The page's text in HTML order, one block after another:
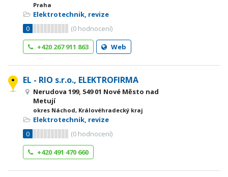
Praha
Elektrotechnik, revize
0
(0 hodnocení)
+420 267 911 863
Web
EL - RIO s.r.o., ELEKTROFIRMA
Nerudova 199, 549 01 Nové Město nad
Metují
okres Náchod, Královéhradecký kraj
Elektrotechnik, revize
0
(0 hodnocení)
+420 491 470 660